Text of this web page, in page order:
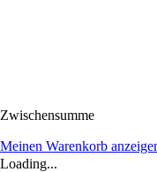
Zwischensumme
Meinen Warenkorb
Loading...